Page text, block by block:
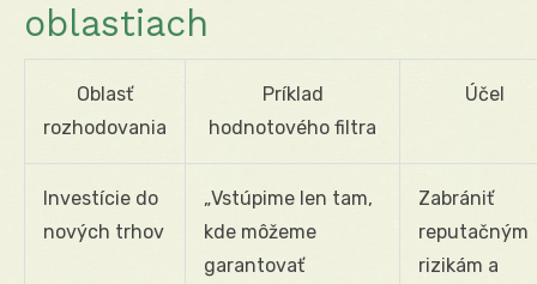
oblastiach
Oblasť
rozhodovania
Príklad
hodnotového filtra
Účel
Investície do
nových trhov
„Vstúpime len tam,
kde môžeme
garantovať
Zabrániť
reputačným
rizikám a